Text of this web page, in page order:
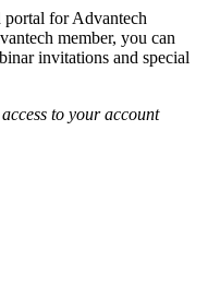
for Advantech
member, you can
invitations and special
to your account